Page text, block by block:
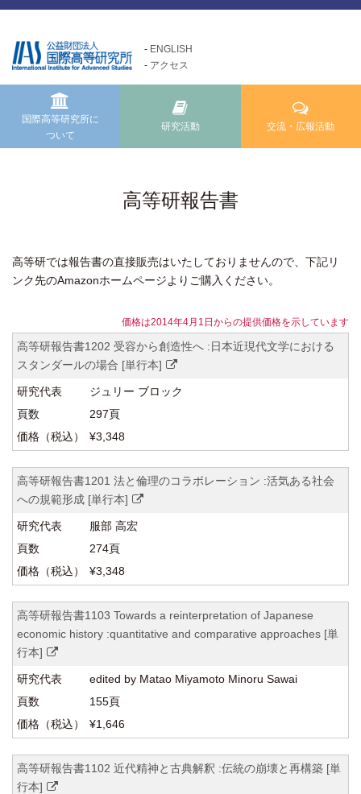
ENGLISH
アクセス
国際高等研究所に
ついて
研究活動 交流・広報活動
About us
国際高等研究所についてTOP
基本理念・ミッション
情報公開
Research Activities
研究活動TOP
Exchange and Public
Relations Activities
けいはんな「meta鼎談」
IIAS塾ジュニアセミナー
フォーラム・シンポジウム
高等研ライブラリー
関係機関との連携
高等研報告書
高等研では報告書の直接販売はいたしておりませんので、下記リ
ンク先のAmazonホームページよりご購入ください。
価格は2014年4月1日からの提供価格を示しています
高等研報告書1202 受容から創造性へ :日本近現代文学における
スタンダールの場合 [単行本]
ジュリー ブロック
297頁
¥3,348
高等研報告書1201 法と倫理のコラボレーション :活気ある社会
への規範形成 [単行本]
服部 高宏
274頁
¥3,348
高等研報告書1103 Towards a reinterpretation of Japanese
economic history :quantitative and comparative approaches [単
行本]
edited by Matao Miyamoto Minoru Sawai
155頁
¥1,646
高等研報告書1102 近代精神と古典解釈 :伝統の崩壊と再構築 [単
行本]